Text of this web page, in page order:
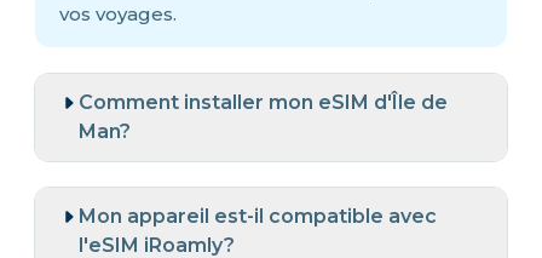
vos voyages.
Comment installer mon eSIM d'Île de
Man?
Mon appareil est-il compatible avec
l'eSIM iRoamly?